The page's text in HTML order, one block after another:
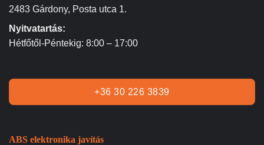
2483 Gárdony, Posta utca 1.
Nyitvatartás:
Hétfőtől-Péntekig: 8:00 – 17:00
+36 30 226 3839
ABS elektronika javítás